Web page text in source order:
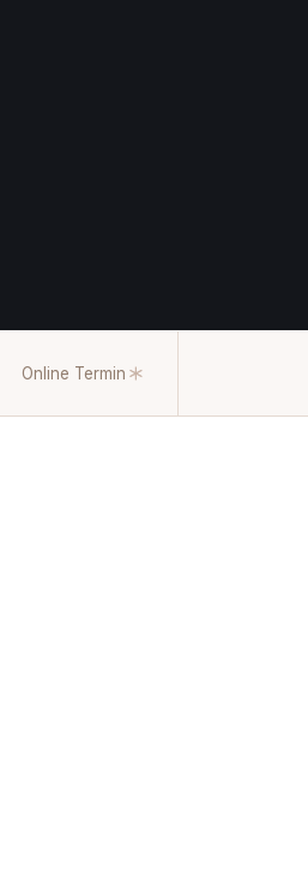
Online Termin